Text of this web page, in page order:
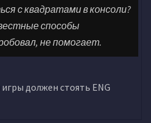
с квадратами в консоли?
способы
не помогает.
должен стоять ENG